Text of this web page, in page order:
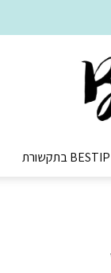
BESTIP בתקשורת